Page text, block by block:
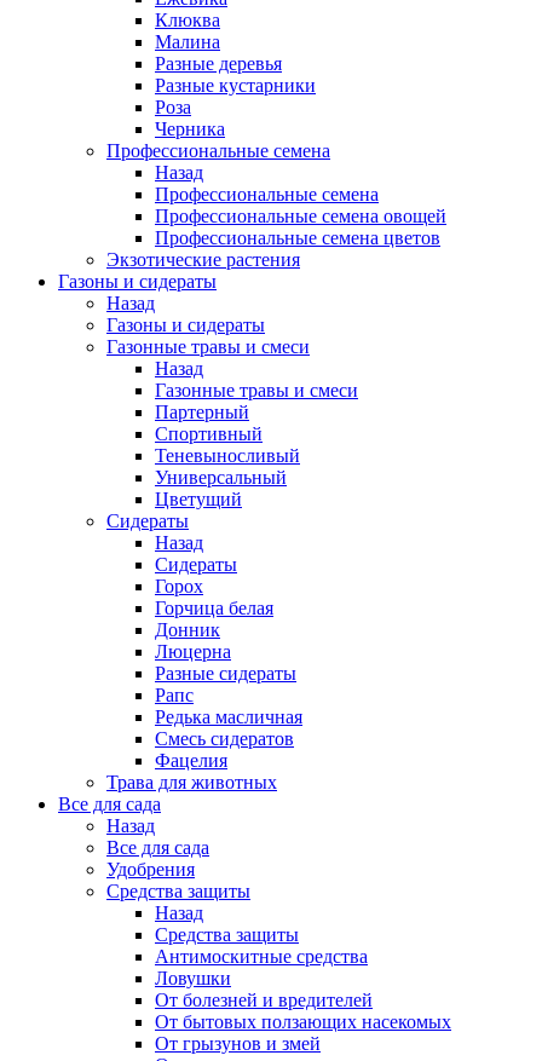
Клюква
Малина
Разные деревья
Разные кустарники
Роза
Черника
Профессиональные семена
Назад
Профессиональные семена
Профессиональные семена овощей
Профессиональные семена цветов
Экзотические растения
Газоны и сидераты
Назад
Газоны и сидераты
Газонные травы и смеси
Назад
Газонные травы и смеси
Партерный
Спортивный
Теневыносливый
Универсальный
Цветущий
Сидераты
Назад
Сидераты
Горох
Горчица белая
Донник
Люцерна
Разные сидераты
Рапс
Редька масличная
Смесь сидератов
Фацелия
Трава для животных
Все для сада
Назад
Все для сада
Удобрения
Средства защиты
Назад
Средства защиты
Антимоскитные средства
Ловушки
От болезней и вредителей
От бытовых ползающих насекомых
От грызунов и змей